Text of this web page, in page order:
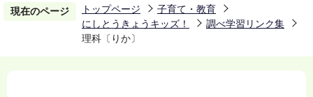
頭現在のページ トップページ
子育て・教育
にしとうきょうキッズ！
調べ学習リンク集
理科〔りか〕